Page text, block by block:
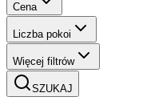
Cena
Liczba pokoi
Więcej filtrów
SZUKAJ